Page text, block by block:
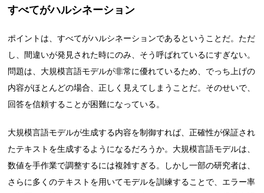
すべてがハルシネーション
ポイントは、すべてがハルシネーションであるということだ。ただ
し、間違いが発見された時にのみ、そう呼ばれているにすぎない。
問題は、大規模言語モデルが非常に優れているため、でっち上げの
内容がほとんどの場合、正しく見えてしまうことだ。そのせいで、
回答を信頼することが困難になっている。
大規模言語モデルが生成する内容を制御すれば、正確性が保証され
たテキストを生成するようになるだろうか。大規模言語モデルは、
数値を手作業で調整するには複雑すぎる。しかし一部の研究者は、
さらに多くのテキストを用いてモデルを訓練することで、エラー率